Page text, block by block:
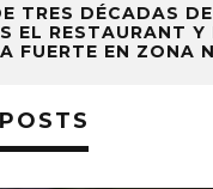
TRES DÉCADAS
EL RESTAURANT Y
FUERTE EN ZONA